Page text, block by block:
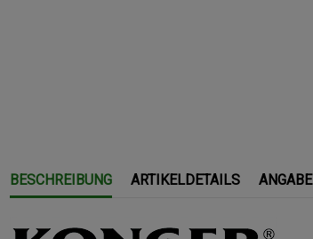
BESCHREIBUNG ARTIKELDETAILS